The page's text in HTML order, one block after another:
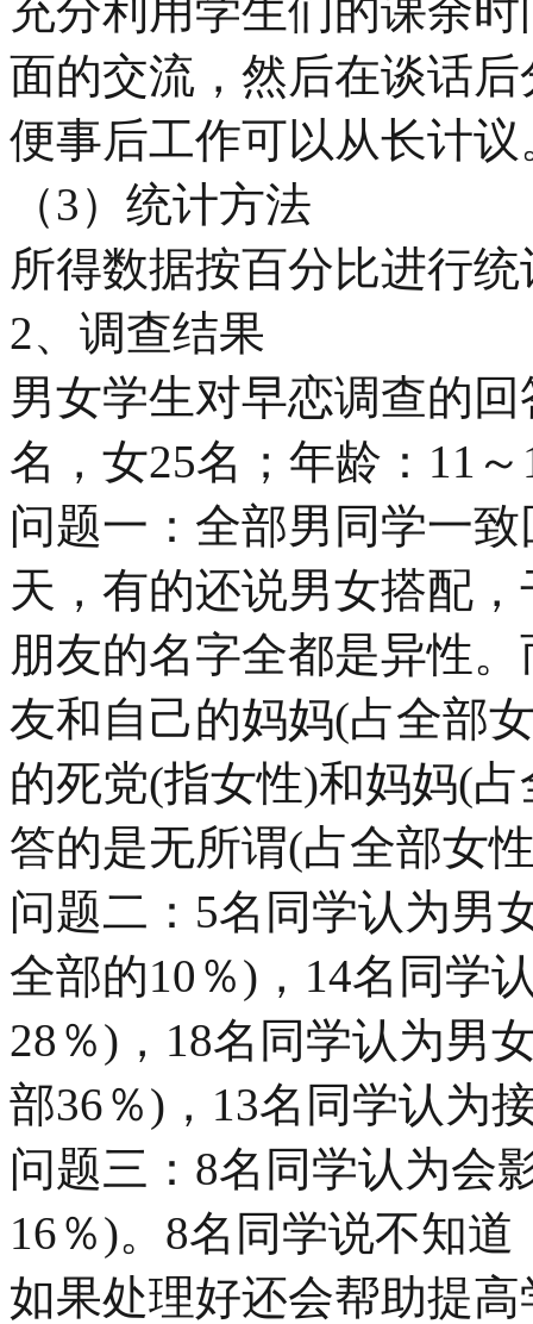
充分利用学生们的课余
面的交流，然后在谈话
便事后工作可以从长计议
（3）统计方法
所得数据按百分比进行
2、调查结果
男女学生对早恋调查的
名，女25名；年龄：11
问题一：全部男同学一
天，有的还说男女搭配
朋友的名字全都是异性
友和自己的妈妈(占全部
的死党(指女性)和妈妈(
答的是无所谓(占全部女
问题二：5名同学认为男
全部的10％)，14名同学
28％)，18名同学认为男
部36％)，13名同学认为
问题三：8名同学认为会
16％)。8名同学说不知
如果处理好还会帮助提